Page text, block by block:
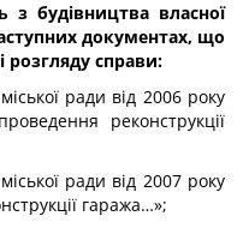
з будівництва власної
документах, що
розгляду справи:
ради від 2006 року
реконструкції
ради від 2007 року
гаража…»;